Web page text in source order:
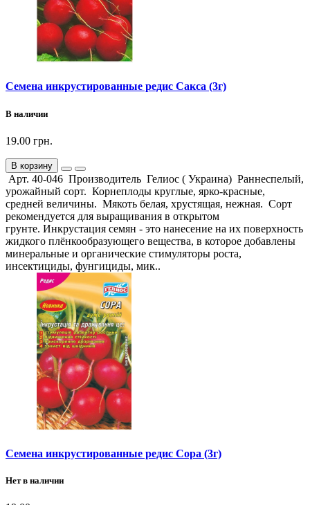
Семена инкрустированные редис Сакса (3г)
В наличии
19.00 грн.
В корзину
Арт. 40-046 Производитель Гелиос ( Украина) Раннеспелый,
урожайный сорт. Корнеплоды круглые, ярко-красные,
средней величины. Мякоть белая, хрустящая, нежная. Сорт
рекомендуется для выращивания в открытом
грунте. Инкрустация семян - это нанесение на их поверхность
жидкого плёнкообразующего вещества, в которое добавлены
минеральные и органические стимуляторы роста,
инсектициды, фунгициды, мик..
Семена инкрустированные редис Сора (3г)
Нет в наличии